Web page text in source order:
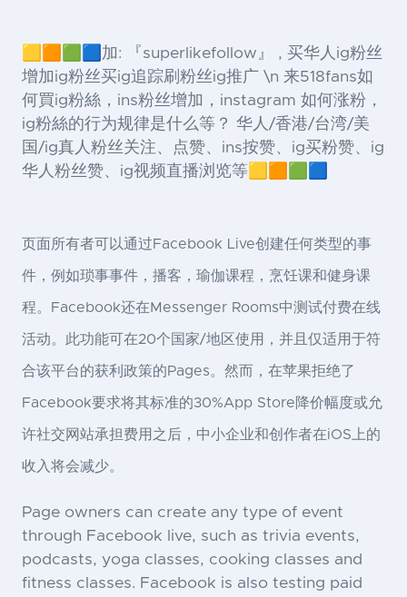
🟨🟧🟩🟦加: 『superlikefollow』 , 买华人ig粉丝
增加ig粉丝买ig追踪刷粉丝ig推广 \n 来518fans如
何買ig粉絲，ins粉丝增加，instagram 如何涨粉，
ig粉絲的行为规律是什么等？ 华人/香港/台湾/美
国/ig真人粉丝关注、点赞、ins按赞、ig买粉赞、ig
华人粉丝赞、ig视频直播浏览等🟨🟧🟩🟦
页面所有者可以通过Facebook Live创建任何类型的事
件，例如琐事事件，播客，瑜伽课程，烹饪课和健身课
程。Facebook还在Messenger Rooms中测试付费在线
活动。此功能可在20个国家/地区使用，并且仅适用于符
合该平台的获利政策的Pages。然而，在苹果拒绝了
Facebook要求将其标准的30%App Store降价幅度或允
许社交网站承担费用之后，中小企业和创作者在iOS上的
收入将会减少。
Page owners can create any type of event
through Facebook live, such as trivia events,
podcasts, yoga classes, cooking classes and
fitness classes. Facebook is also testing paid